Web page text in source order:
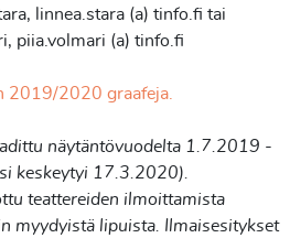
linnea.stara (a) tinfo.fi tai
piia.volmari (a) tinfo.fi
2019/2020 graafeja.
näytäntövuodelta 1.7.2019 -
keskeytyi 17.3.2020).
teattereiden ilmoittamista
myydyistä lipuista. Ilmaisesitykset